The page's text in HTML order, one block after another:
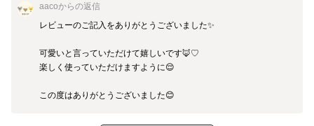
aacoからの返信
レビューのご記入をありがとうございました✨
可愛いと言っていただけて嬉しいです🦊♡
楽しく使っていただけますように😌
この度はありがとうございました😊